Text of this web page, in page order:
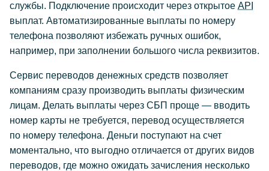
службы. Подключение происходит через открытое API
выплат. Автоматизированные выплаты по номеру
телефона позволяют избежать ручных ошибок,
например, при заполнении большого числа реквизитов.
Сервис переводов денежных средств позволяет
компаниям сразу производить выплаты физическим
лицам. Делать выплаты через СБП проще — вводить
номер карты не требуется, перевод осуществляется
по номеру телефона. Деньги поступают на счет
моментально, что выгодно отличается от других видов
переводов, где можно ожидать зачисления несколько